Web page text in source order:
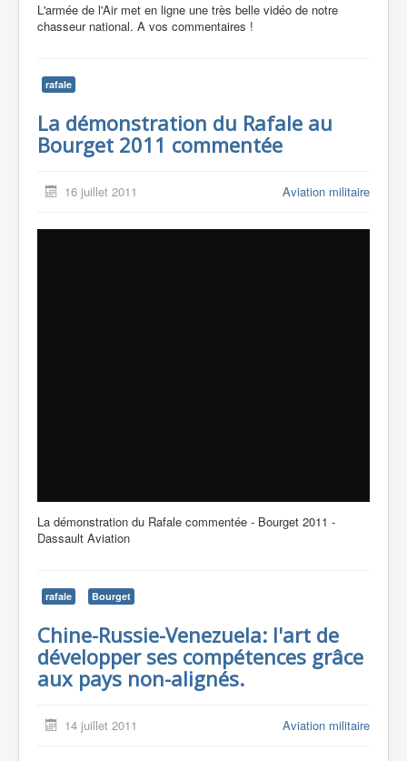
L'armée de l'Air met en ligne une très belle vidéo de notre
chasseur national. A vos commentaires !
rafale
La démonstration du Rafale au
Bourget 2011 commentée
16 juillet 2011 Aviation militaire
La démonstration du Rafale commentée - Bourget 2011 -
Dassault Aviation
rafale Bourget
Chine-Russie-Venezuela: l'art de
développer ses compétences grâce
aux pays non-alignés.
14 juillet 2011 Aviation militaire